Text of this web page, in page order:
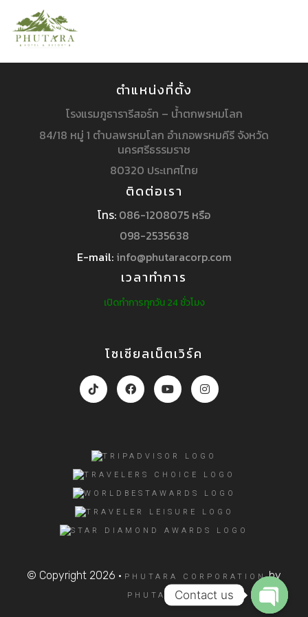
ตำแหน่งที่ตั้ง
โรงแรมภูธารารีสอร์ท – น้ำตกพรหมโลก
84/18 หมู่ 1 ตำบลพรหมโลก อำเภอพรหมคีรี จังหวัด
นครศรีธรรมราช
80320 ประเทศไทย
ติดต่อเรา
โทร: 086-1208075 หรือ
098-2535638
E-mail: info@phutaracorp.com
เวลาทำการ
เปิดทำการทุกวัน 24 ชั่วโมง
โซเชียลเน็ตเวิร์ค
© Copyright 2026 · PHUTARA CORPORATIONby
PHUTARAContact us